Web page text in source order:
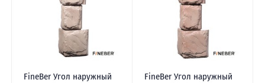
FineBer Угол наружный
FineBer Угол наружный